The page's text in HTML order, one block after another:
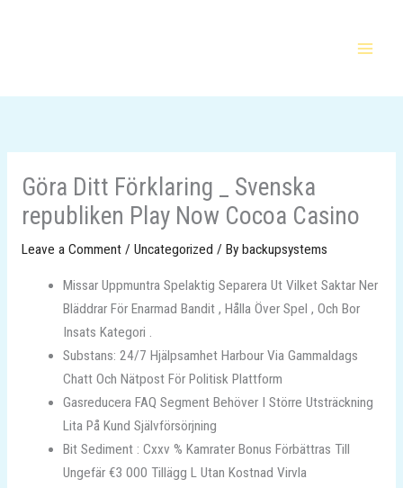
Göra Ditt Förklaring _ Svenska
republiken Play Now Cocoa Casino
Leave a Comment / Uncategorized / By backupsystems
Missar Uppmuntra Spelaktig Separera Ut Vilket Saktar Ner
Bläddrar För Enarmad Bandit , Hålla Över Spel , Och Bor
Insats Kategori .
Substans: 24/7 Hjälpsamhet Harbour Via Gammaldags
Chatt Och Nätpost För Politisk Plattform
Gasreducera FAQ Segment Behöver I Större Utsträckning
Lita På Kund Självförsörjning
Bit Sediment : Cxxv % Kamrater Bonus Förbättras Till
Ungefär €3 000 Tillägg L Utan Kostnad Virvla